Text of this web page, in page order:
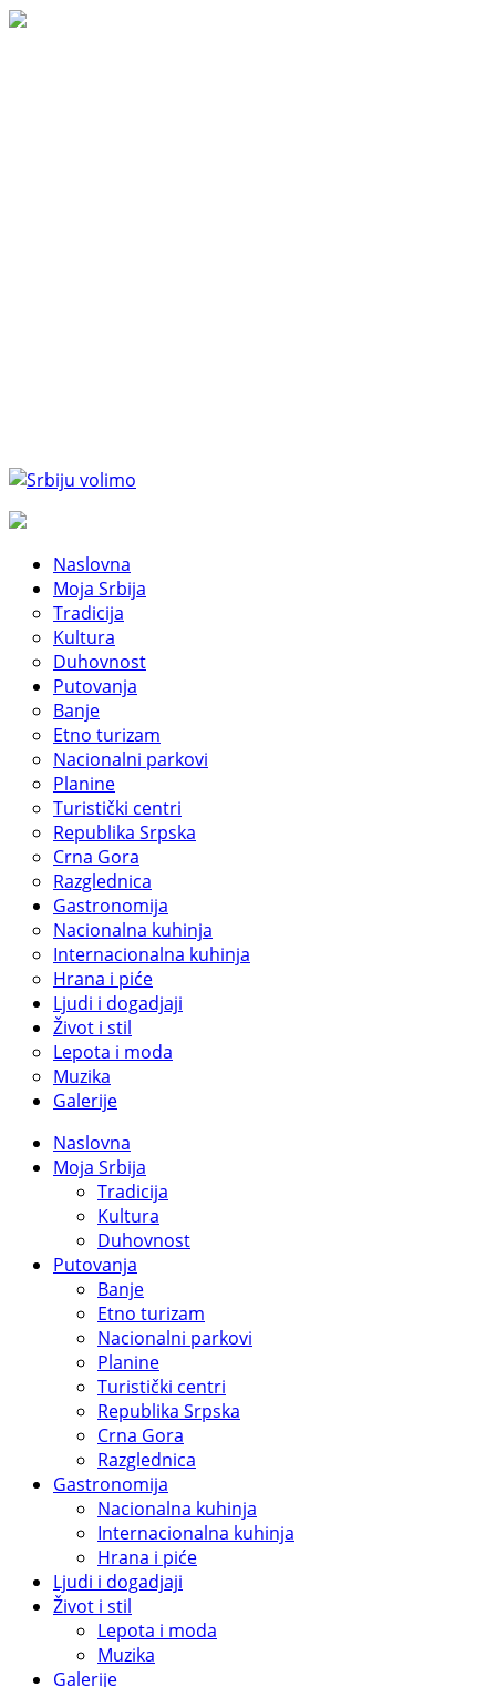
Naslovna
Moja Srbija
Tradicija
Kultura
Duhovnost
Putovanja
Banje
Etno turizam
Nacionalni parkovi
Planine
Turistički centri
Republika Srpska
Crna Gora
Razglednica
Gastronomija
Nacionalna kuhinja
Internacionalna kuhinja
Hrana i piće
Ljudi i dogadjaji
Život i stil
Lepota i moda
Muzika
Galerije
Naslovna
Moja Srbija
Tradicija
Kultura
Duhovnost
Putovanja
Banje
Etno turizam
Nacionalni parkovi
Planine
Turistički centri
Republika Srpska
Crna Gora
Razglednica
Gastronomija
Nacionalna kuhinja
Internacionalna kuhinja
Hrana i piće
Ljudi i dogadjaji
Život i stil
Lepota i moda
Muzika
Galerije